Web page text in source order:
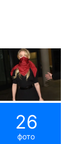
26
фото